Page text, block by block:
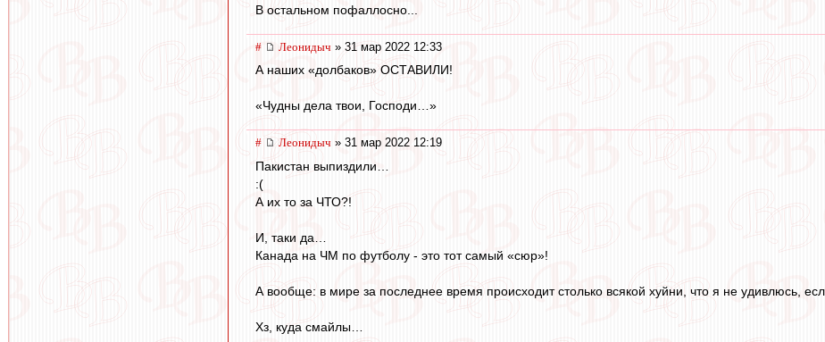
В остальном пофаллосно...
# Леонидыч » 31 мар 2022 12:33
А наших «долбаков» ОСТАВИЛИ!
«Чудны дела твои, Господи…»
# Леонидыч » 31 мар 2022 12:19
Пакистан выпиздили…
:(
А их то за ЧТО?!
И, таки да…
Канада на ЧМ по футболу - это тот самый «сюр»!
А вообще: в мире за последнее время происходит столько всякой хуйни, что я не удивлюсь,
Хз, куда смайлы…